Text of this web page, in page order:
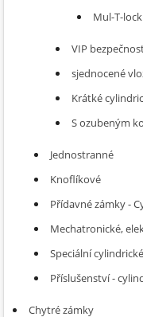
Mul-T-lock
VIP
sjednocené
Krátké
S ozubeným
Jednostranné
Knoflíkové
Přídavné zámky -
Mechatronické,
Speciální
Příslušenství -
Chytré zámky